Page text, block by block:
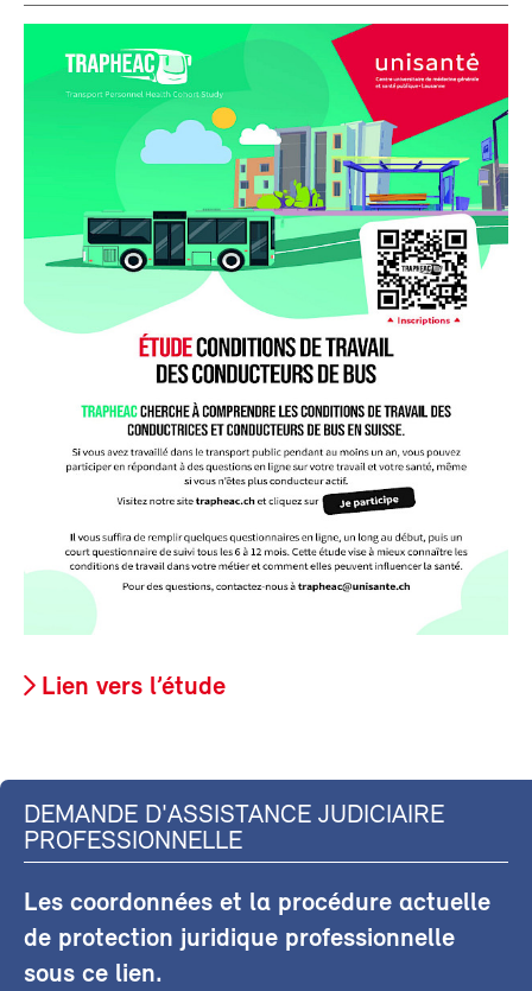
Lien vers l’étude
DEMANDE D'ASSISTANCE JUDICIAIRE
PROFESSIONNELLE
Les coordonnées et la procédure actuelle
de protection juridique professionnelle
sous ce lien.